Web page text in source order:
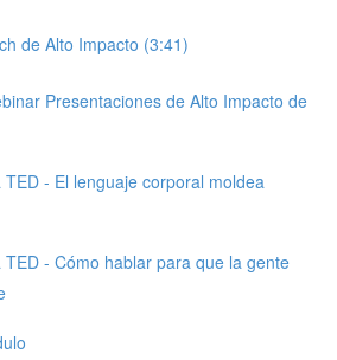
de Alto Impacto (3:41)
Presentaciones de Alto Impacto de
- El lenguaje corporal moldea
TED - Cómo hablar para que la gente